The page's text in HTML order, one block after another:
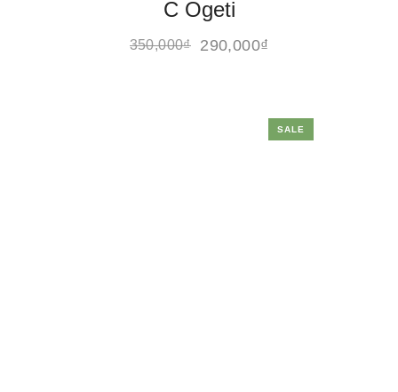
C Ogeti
350,000₫ 290,000₫
SALE